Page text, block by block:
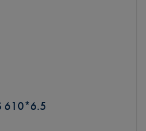
610*6.5